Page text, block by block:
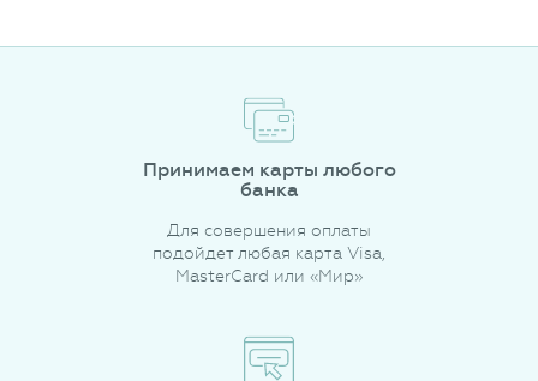
Принимаем карты любого
банка
Для совершения оплаты
подойдет любая карта Visa,
MasterCard или «Мир»